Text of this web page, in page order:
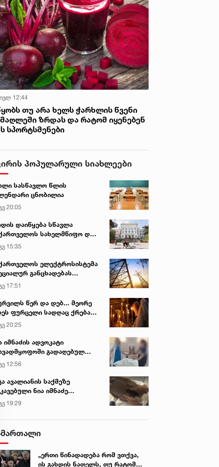
12:44
თუ არა ხელს ჭარხლის წვენი
ზრდას და რატომ იყენებენ
სპორტსმენები
პოპულარული სიახლეები
სასწავლო წლის
ცნობილია
20:05
დაიწყება სწავლა
სახელმწიფო და
უნივერსიტეტებში
15:35
ელექტროსისტემა
განცხადებას
17:51
წერ და დებ... მეორე
ფურცელი სადღაც ქრება
სურვილი სრულდება...“ -
ტაძარი შიდა
20:25
იმნაძის ადვოკატი
გადაღებულ
ავრცელებს
12:56
ავალიანის საქმეზე
ნია იმნაძე
გადაჰყავთ
19:29
„ერთი წინადადება რომ ვთქვა,
ის გახდის ნათელს, თუ რატომ